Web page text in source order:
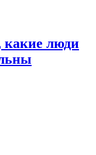
какие люди